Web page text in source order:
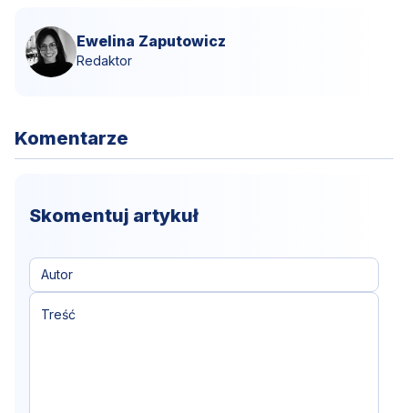
Ewelina Zaputowicz
Redaktor
Komentarze
Skomentuj artykuł